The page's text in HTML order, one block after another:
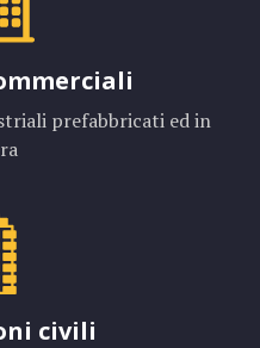
prefabbricati ed in
civili